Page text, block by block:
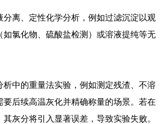
分离、定性化学分析‌，例如过滤沉淀以观
氯化物、硫酸盐检测）或溶液提纯等无
中的重量法实验‌，例如测定残渣、不溶
后续高温灰化并精确称量的场景。若在
灰分将引入显著误差，导致实验失败。